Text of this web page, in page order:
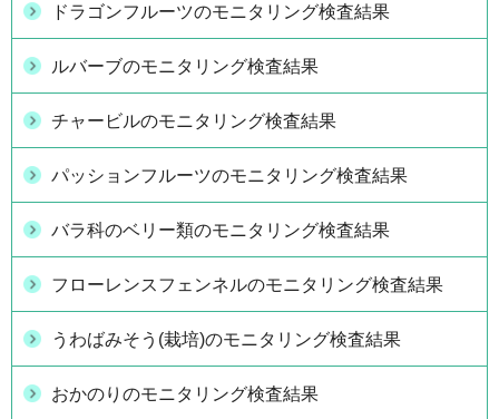
ドラゴンフルーツのモニタリング検査結果
ルバーブのモニタリング検査結果
チャービルのモニタリング検査結果
パッションフルーツのモニタリング検査結果
バラ科のベリー類のモニタリング検査結果
フローレンスフェンネルのモニタリング検査結果
うわばみそう(栽培)のモニタリング検査結果
おかのりのモニタリング検査結果